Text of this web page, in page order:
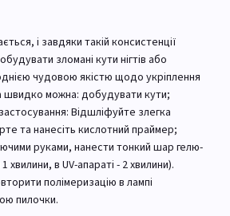
і завдяки такій консистенції
зломані кути нігтів або
чудовою якістю щодо укріплення
швидко можна: добудувати кути;
Відшліфуйте злегка
та нанесіть кислотний праймер;
руками, нанести тонкий шар гелю-
хвилини, в UV-апараті - 2 хвилини).
полімеризацію в лампі
пилочки.